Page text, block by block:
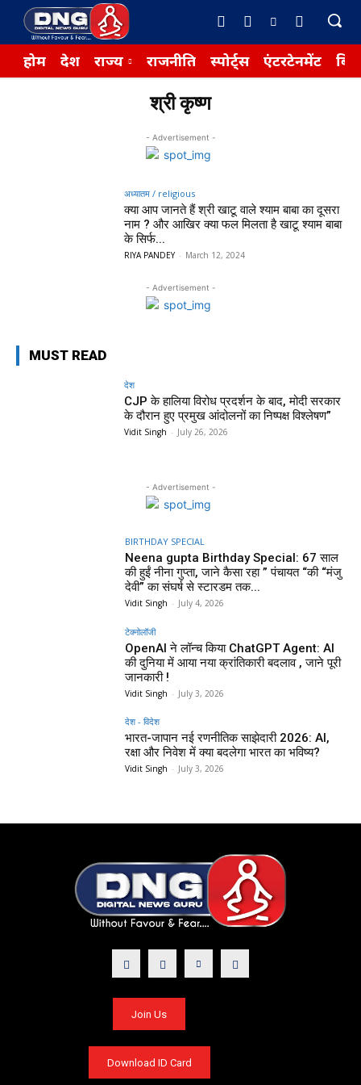
होम देश राज्य राजनीति स्पोर्ट्स एंटरटेनमेंट
श्री कृष्ण
- Advertisement -
अध्यातम / religious
क्या आप जानते हैं श्री खाटू वाले श्याम बाबा का दूसरा
नाम ? और आखिर क्या फल मिलता है खाटू श्याम बाबा
के सिर्फ...
RIYA PANDEY - March 12, 2024
- Advertisement -
MUST READ
देश
CJP के हालिया विरोध प्रदर्शन के बाद, मोदी सरकार
के दौरान हुए प्रमुख आंदोलनों का निष्पक्ष विश्लेषण”
Vidit Singh - July 26, 2026
- Advertisement -
BIRTHDAY SPECIAL
Neena gupta Birthday Special: 67 साल
की हुईं नीना गुप्ता, जाने कैसा रहा ” पंचायत “की “मंजु
देवी” का संघर्ष से स्टारडम तक...
Vidit Singh - July 4, 2026
टेक्नोलॉजी
OpenAI ने लॉन्च किया ChatGPT Agent: AI
की दुनिया में आया नया क्रांतिकारी बदलाव , जाने पूरी
जानकारी !
Vidit Singh - July 3, 2026
देश - विदेश
भारत-जापान नई रणनीतिक साझेदारी 2026: AI,
रक्षा और निवेश में क्या बदलेगा भारत का भविष्य?
Vidit Singh - July 3, 2026
Join Us
Download ID Card